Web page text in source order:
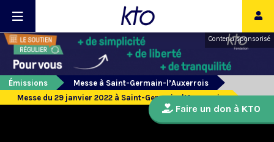
Contenu sponsorisé
Émissions
Messe à Saint-Germain-l’Auxerrois
Messe du 29 janvier 2022 à Saint-Germain-l’Auxerrois
Faire un don à KTO